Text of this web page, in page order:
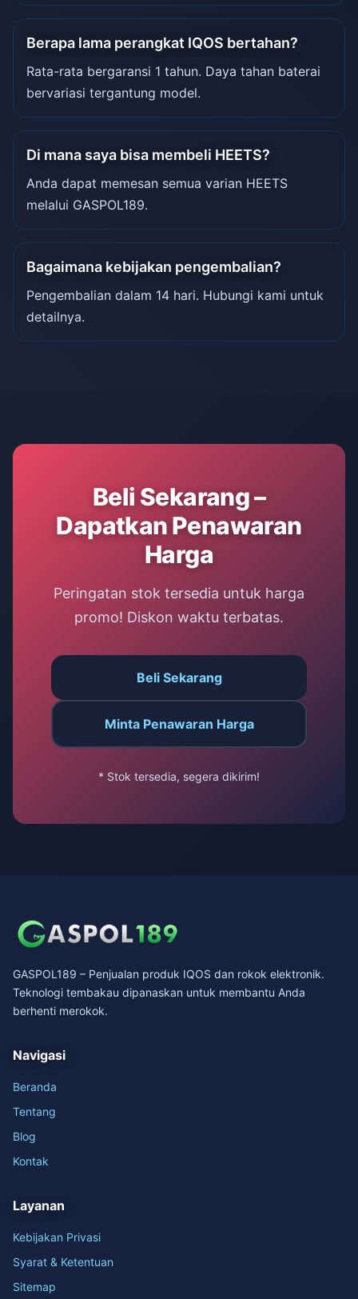
Berapa lama perangkat IQOS bertahan?
Rata-rata bergaransi 1 tahun. Daya tahan baterai
bervariasi tergantung model.
Di mana saya bisa membeli HEETS?
Anda dapat memesan semua varian HEETS
melalui GASPOL189.
Bagaimana kebijakan pengembalian?
Pengembalian dalam 14 hari. Hubungi kami untuk
detailnya.
Beli Sekarang –
Dapatkan Penawaran
Harga
Peringatan stok tersedia untuk harga
promo! Diskon waktu terbatas.
Beli Sekarang
Minta Penawaran Harga
* Stok tersedia, segera dikirim!
GASPOL189 – Penjualan produk IQOS dan rokok elektronik.
Teknologi tembakau dipanaskan untuk membantu Anda
berhenti merokok.
Navigasi
Beranda
Tentang
Blog
Kontak
Layanan
Kebijakan Privasi
Syarat & Ketentuan
Sitemap